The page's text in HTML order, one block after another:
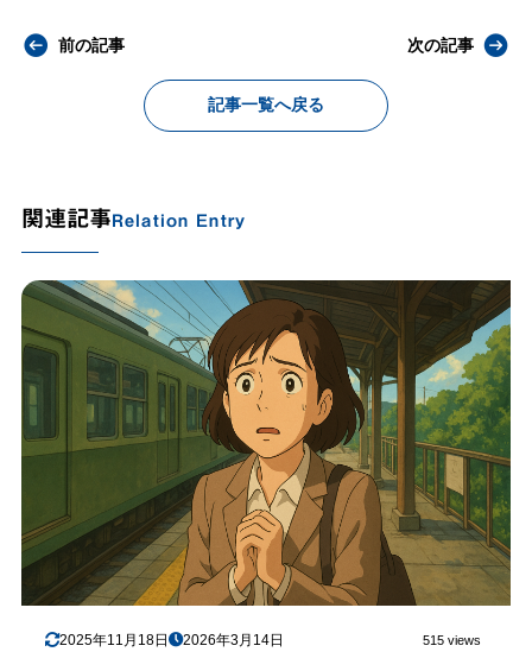
前の記事
記事一覧へ戻る
次の記事
関連記事Relation Entry
2025年11月18日 2026年3月14日 515 views